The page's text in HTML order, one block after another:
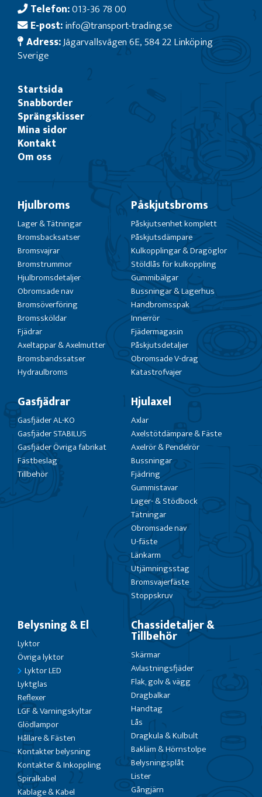
Telefon:013-36 78 00
E-post:info@transport-trading.se
Adress:Jägarvallsvägen 6E, 584 22 Linköping
Sverige
Startsida
Snabborder
Sprängskisser
Mina sidor
Kontakt
Om oss
Hjulbroms
Lager & Tätningar
Bromsbacksatser
Bromsvajrar
Bromstrummor
Hjulbromsdetaljer
Obromsade nav
Bromsöverföring
Bromssköldar
Fjädrar
Axeltappar & Axelmutter
Bromsbandssatser
Hydraulbroms
Påskjutsbroms
Påskjutsenhet komplett
Påskjutsdämpare
Kulkopplingar & Dragöglor
Stöldlås för kulkoppling
Gummibälgar
Bussningar & Lagerhus
Handbromsspak
Innerrör
Fjädermagasin
Påskjutsdetaljer
Obromsade V-drag
Katastrofvajer
Gasfjädrar
Gasfjäder AL-KO
Gasfjäder STABILUS
Gasfjäder Övriga fabrikat
Fästbeslag
Tillbehör
Hjulaxel
Axlar
Axelstötdämpare & Fäste
Axelrör & Pendelrör
Bussningar
Fjädring
Gummistavar
Lager- & Stödbock
Tätningar
Obromsade nav
U-fäste
Länkarm
Utjämningsstag
Bromsvajerfäste
Stoppskruv
Belysning & El
Lyktor
Övriga lyktor
Lyktor LED
Lyktglas
Reflexer
LGF & Varningskyltar
Glödlampor
Hållare & Fästen
Kontakter belysning
Kontakter & Inkoppling
Spiralkabel
Kablage & Kabel
Chassidetaljer &
Tillbehör
Skärmar
Avlastningsfjäder
Flak, golv & vägg
Dragbalkar
Handtag
Lås
Dragkula & Kulbult
Bakläm & Hörnstolpe
Belysningsplåt
Lister
Gångjärn